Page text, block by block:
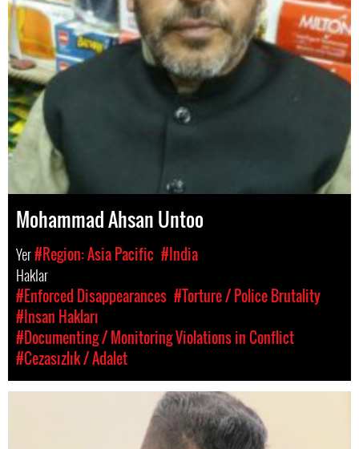
Mohammad Ahsan Untoo
Yer#Region: Asia Pacific #India
Haklar
#Enforced Disappearances #Torture / Police Brutality
#Insan Hakları
#Documenting / Monitoring Violations in Conflict
#Cezasızlık / Adalet